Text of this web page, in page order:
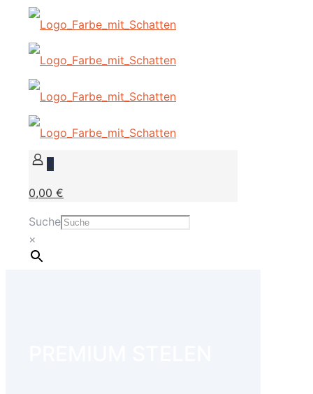
0
0,00 €
Suche
×